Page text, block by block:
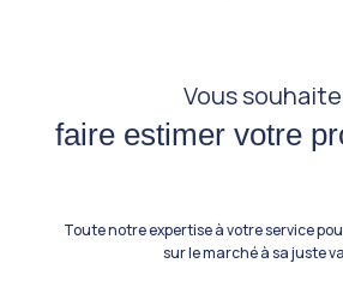
Vous
faire estimer votre
Toute notre expertise à votre service
sur le marché à sa juste